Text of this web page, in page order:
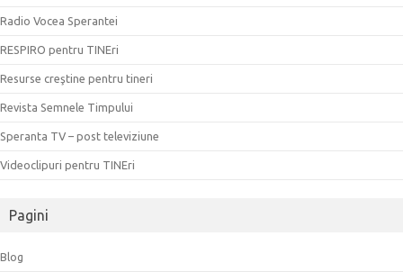
Radio Vocea Sperantei
RESPIRO pentru TINEri
Resurse creştine pentru tineri
Revista Semnele Timpului
Speranta TV – post televiziune
Videoclipuri pentru TINEri
Pagini
Blog